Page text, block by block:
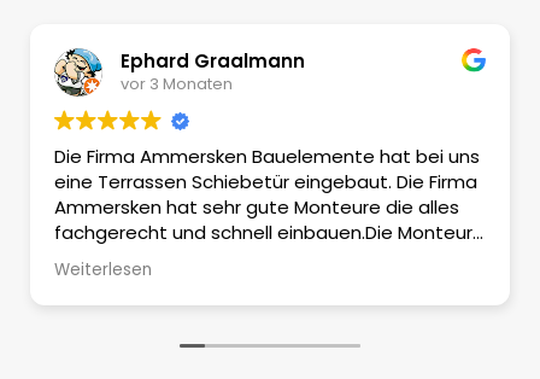
Ephard Graalmann
vor 3 Monaten
Die Firma Ammersken Bauelemente hat bei uns
eine Terrassen Schiebetür eingebaut. Die Firma
Ammersken hat sehr gute Monteure die alles
fachgerecht und schnell einbauen.Die Monteure
sind fachlich kompetent die ihr Handwerk
verstehen..Nachdem die Arbeit getan ist wird
der Arbeitsplatz gründlich gereinigt so merkt
Weiterlesen